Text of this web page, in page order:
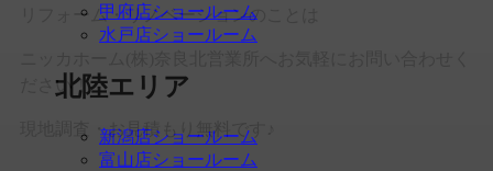
甲府店ショールーム
水戸店ショールーム
北陸エリア
新潟店ショールーム
富山店ショールーム
リフォーム・リノベーションのことは
ださい！
現地調査・お見積もり無料です♪